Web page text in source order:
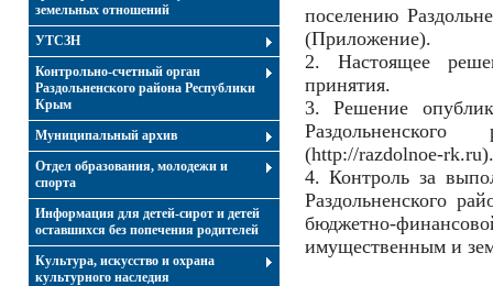
земельных отношений
УТСЗН
Контрольно-счетный орган
Раздольненского района Республики
Крым
Муниципальный архив
Отдел образования, молодежи и
спорта
Информация для детей-сирот и детей
оставшихся без попечения родителей
Культура, искусство и охрана
культурного наследия
поселению
(Приложение).
2. Настоящее
принятия.
3. Решение
(http://razdolnoe-rk.ru).
4. Контроль за
Раздольненского
бюджетно-
имущественным и